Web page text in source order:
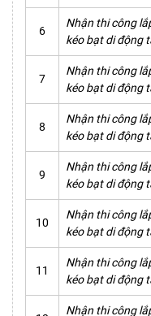
6
Nhận thi công
kéo bạt di động
7
Nhận thi công
kéo bạt di động
8
Nhận thi công
kéo bạt di động
9
Nhận thi công
kéo bạt di động
10
Nhận thi công
kéo bạt di động
11
Nhận thi công
kéo bạt di động
Nhận thi công